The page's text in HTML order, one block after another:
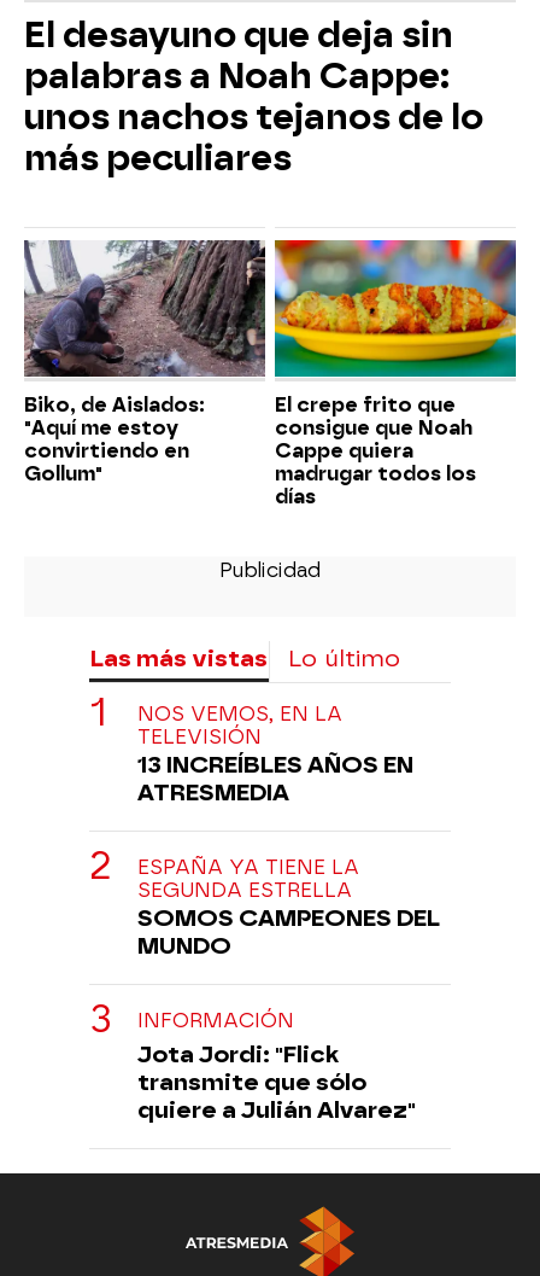
El desayuno que deja sin
palabras a Noah Cappe:
unos nachos tejanos de lo
más peculiares
Biko, de Aislados:
"Aquí me estoy
convirtiendo en
Gollum"
El crepe frito que
consigue que Noah
Cappe quiera
madrugar todos los
días
Las más vistas Lo último
NOS VEMOS, EN LA
TELEVISIÓN
13 INCREÍBLES AÑOS EN
ATRESMEDIA
ESPAÑA YA TIENE LA
SEGUNDA ESTRELLA
SOMOS CAMPEONES DEL
MUNDO
INFORMACIÓN
Jota Jordi: "Flick
transmite que sólo
quiere a Julián Alvarez"